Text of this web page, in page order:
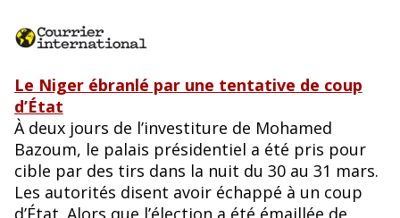
Le Niger ébranlé par une tentative de coup
d’État
À deux jours de l’investiture de Mohamed
Bazoum, le palais présidentiel a été pris pour
cible par des tirs dans la nuit du 30 au 31 mars.
Les autorités disent avoir échappé à un coup
d’État. Alors que l’élection a été émaillée de